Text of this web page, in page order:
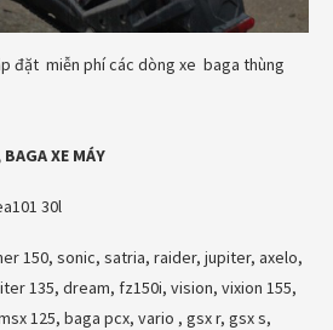
đặt miễn phí các dòng xe baga thùng
XE MÁY
30l
150, sonic, satria, raider, jupiter, axelo,
135, dream, fz150i, vision, vixion 155,
125, baga pcx, vario , gsx r, gsx s,